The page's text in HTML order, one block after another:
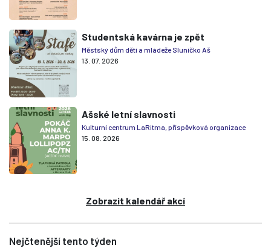
Studentská kavárna je zpět
Městský dům dětí a mládeže Sluníčko Aš
13. 07. 2026
Ašské letní slavnosti
Kulturní centrum LaRitma, příspěvková organizace
15. 08. 2026
Zobrazit kalendář akcí
Nejčtenější tento týden